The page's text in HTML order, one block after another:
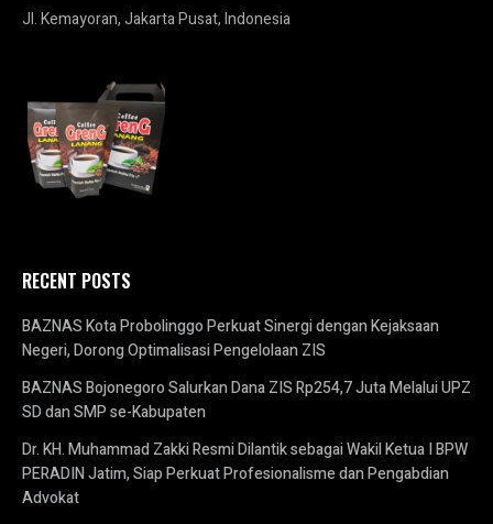
Jl. Kemayoran, Jakarta Pusat, Indonesia
RECENT POSTS
BAZNAS Kota Probolinggo Perkuat Sinergi dengan Kejaksaan
Negeri, Dorong Optimalisasi Pengelolaan ZIS
BAZNAS Bojonegoro Salurkan Dana ZIS Rp254,7 Juta Melalui UPZ
SD dan SMP se-Kabupaten
Dr. KH. Muhammad Zakki Resmi Dilantik sebagai Wakil Ketua I BPW
PERADIN Jatim, Siap Perkuat Profesionalisme dan Pengabdian
Advokat